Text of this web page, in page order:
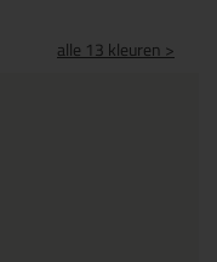
alle 13 kleuren >